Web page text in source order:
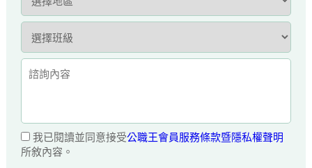
我已閱讀並同意接受公職王會員服務條款暨隱私權聲明
所敘內容。